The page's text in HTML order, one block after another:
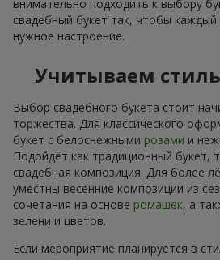
внимательно подходить к выбору
свадебный букет так, чтобы каждый
нужное настроение.
Учитываем
Выбор свадебного букета стоит
торжества. Для классического
букет с белоснежными розами и
Подойдёт как традиционный букет,
свадебная композиция. Для более
уместны весенние композиции из
сочетания на основе ромашек, а
зелени и цветов.
Если мероприятие планируется в